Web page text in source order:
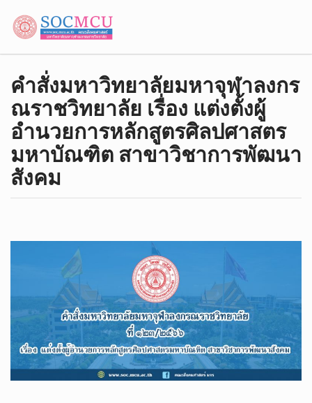
คำสั่งมหาวิทยาลัยมหาจุฬาลงกร
ณราชวิทยาลัย เรื่อง แต่งตั้งผู้
อำนวยการหลักสูตรศิลปศาสตร
มหาบัณฑิต สาขาวิชาการพัฒนา
สังคม